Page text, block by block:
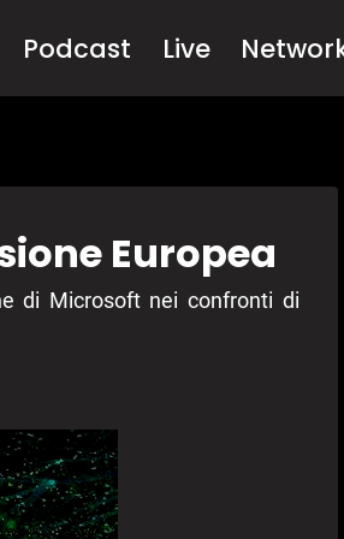
Podcast Live
Europea
di Microsoft nei confronti di